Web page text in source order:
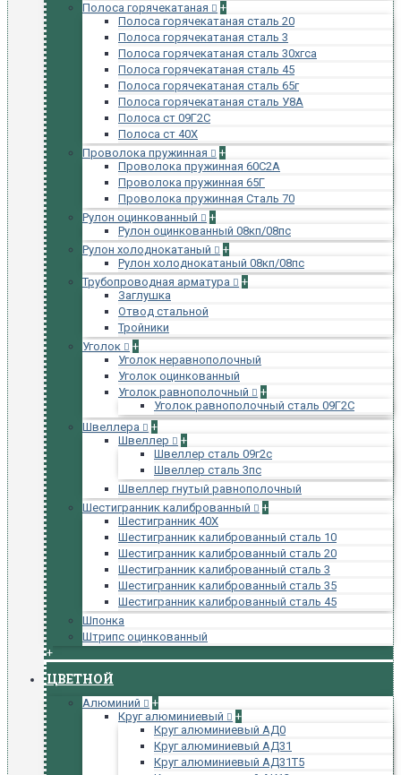
Полоса горячекатаная
+
Полоса горячекатаная сталь 20
Полоса горячекатаная сталь 3
Полоса горячекатаная сталь 30хгса
Полоса горячекатаная сталь 45
Полоса горячекатаная сталь 65г
Полоса горячекатаная сталь У8А
Полоса ст 09Г2С
Полоса ст 40Х
Проволока пружинная
+
Проволока пружинная 60С2А
Проволока пружинная 65Г
Проволока пружинная Сталь 70
Рулон оцинкованный
+
Рулон оцинкованный 08кп/08пс
Рулон холоднокатаный
+
Рулон холоднокатаный 08кп/08пс
Трубопроводная арматура
+
Заглушка
Отвод стальной
Тройники
Уголок
+
Уголок неравнополочный
Уголок оцинкованный
Уголок равнополочный
+
Уголок равнополочный сталь 09Г2С
Швеллера
+
Швеллер
+
Швеллер сталь 09г2с
Швеллер сталь 3пс
Швеллер гнутый равнополочный
Шестигранник калиброванный
+
Шестигранник 40Х
Шестигранник калиброванный сталь 10
Шестигранник калиброванный сталь 20
Шестигранник калиброванный сталь 3
Шестигранник калиброванный сталь 35
Шестигранник калиброванный сталь 45
Шпонка
Штрипс оцинкованный
+
ЦВЕТНОЙ
Алюминий
+
Круг алюминиевый
+
Круг алюминиевый АД0
Круг алюминиевый АД31
Круг алюминиевый АД31Т5